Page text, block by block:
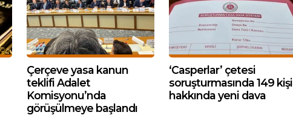
Çerçeve yasa kanun
teklifi Adalet
Komisyonu’nda
görüşülmeye başlandı
‘Casperlar’ çetesi
soruşturmasında 149 kişi
hakkında yeni dava